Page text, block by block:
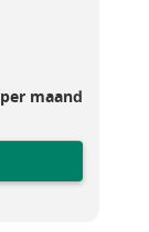
per maand